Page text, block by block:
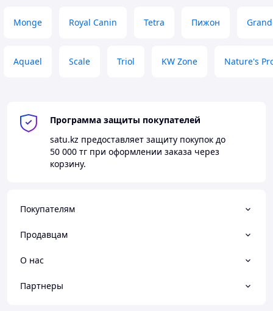
Monge Royal Canin Tetra Пижон
Aquael Scale Triol KW Zone Nature's
Программа защиты покупателей
satu.kz предоставляет защиту покупок до
50 000 тг при оформлении заказа через
корзину.
Покупателям
Продавцам
О нас
Партнеры